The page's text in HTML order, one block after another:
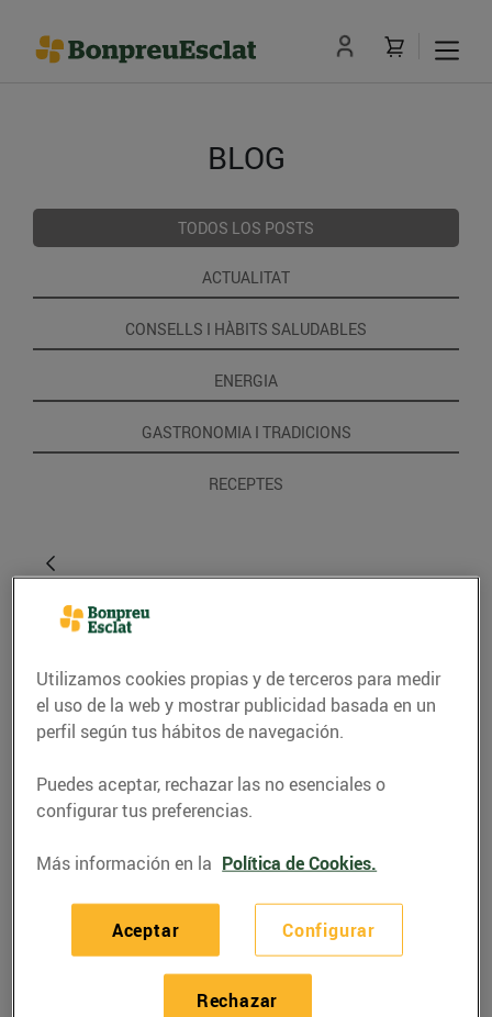
BLOG
TODOS LOS POSTS
ACTUALITAT
CONSELLS I HÀBITS SALUDABLES
ENERGIA
GASTRONOMIA I TRADICIONS
RECEPTES
RECETAS
Croquetes de gamba
oli d'oliva verge extra
Utilizamos cookies propias y de terceros para medir
el uso de la web y mostrar publicidad basada en un
perfil según tus hábitos de navegación.
Puedes aceptar, rechazar las no esenciales o
configurar tus preferencias.
Más información en la Política de Cookies.
Configurar
Rechazar
Aceptar